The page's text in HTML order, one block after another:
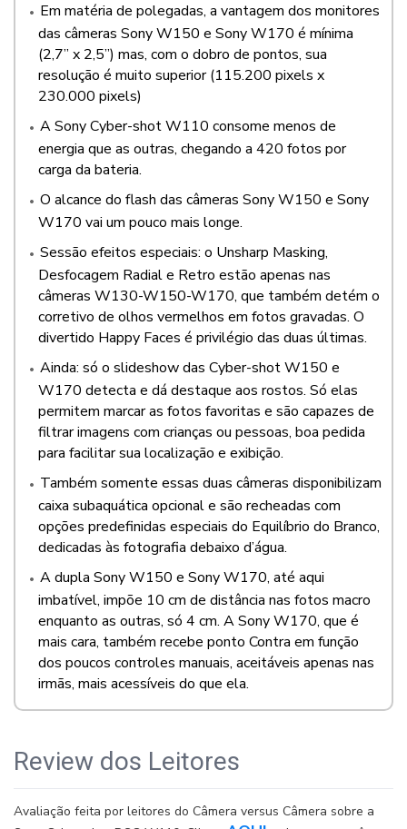
Em matéria de polegadas, a vantagem dos monitores
das câmeras Sony W150 e Sony W170 é mínima
(2,7” x 2,5”) mas, com o dobro de pontos, sua
resolução é muito superior (115.200 pixels x
230.000 pixels)
A Sony Cyber-shot W110 consome menos de
energia que as outras, chegando a 420 fotos por
carga da bateria.
O alcance do flash das câmeras Sony W150 e Sony
W170 vai um pouco mais longe.
Sessão efeitos especiais: o Unsharp Masking,
Desfocagem Radial e Retro estão apenas nas
câmeras W130-W150-W170, que também detém o
corretivo de olhos vermelhos em fotos gravadas. O
divertido Happy Faces é privilégio das duas últimas.
Ainda: só o slideshow das Cyber-shot W150 e
W170 detecta e dá destaque aos rostos. Só elas
permitem marcar as fotos favoritas e são capazes de
filtrar imagens com crianças ou pessoas, boa pedida
para facilitar sua localização e exibição.
Também somente essas duas câmeras disponibilizam
caixa subaquática opcional e são recheadas com
opções predefinidas especiais do Equilíbrio do Branco,
dedicadas às fotografia debaixo d’água.
A dupla Sony W150 e Sony W170, até aqui
imbatível, impõe 10 cm de distância nas fotos macro
enquanto as outras, só 4 cm. A Sony W170, que é
mais cara, também recebe ponto Contra em função
dos poucos controles manuais, aceitáveis apenas nas
irmãs, mais acessíveis do que ela.
Review dos Leitores